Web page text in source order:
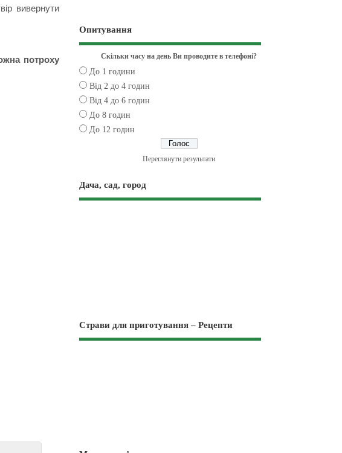
вивернути
потроху
Опитування
Скільки часу на день Ви проводите в телефоні?
До 1 години
Від 2 до 4 годин
Від 4 до 6 годин
До 8 годин
До 12 годин
Переглянути результати
Дача, сад, город
Страви для приготування – Рецепти